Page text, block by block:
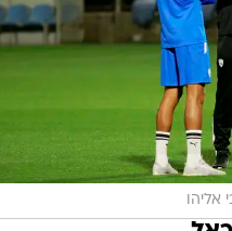
אליהו